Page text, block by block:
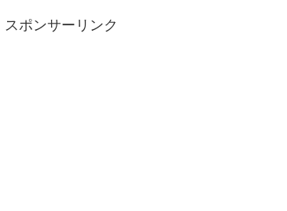
スポンサーリンク